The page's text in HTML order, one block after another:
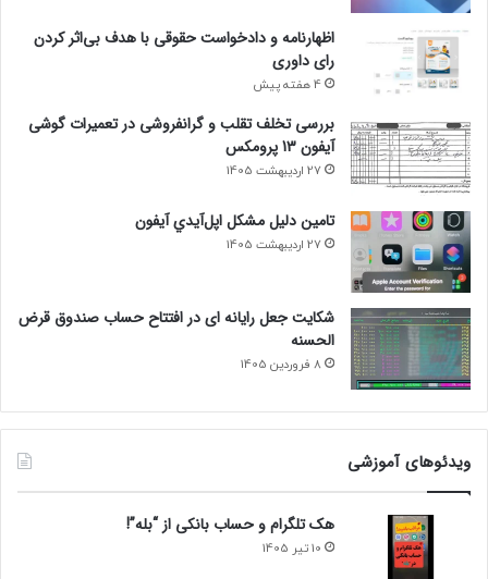
اظهارنامه و دادخواست حقوقی با هدف بی‌اثر کردن
رای داوری
4 هفته پیش
بررسی تخلف تقلب و گرانفروشی در تعمیرات گوشی
آیفون 13 پرومکس
27 اردیبهشت 1405
تامين دليل مشکل اپل‌آيدي آيفون
27 اردیبهشت 1405
شکایت جعل رایانه ای در افتتاح حساب صندوق قرض
الحسنه
8 فروردین 1405
ویدئوهای آموزشی
هک تلگرام و حساب بانکی از “بله”!
10 تیر 1405